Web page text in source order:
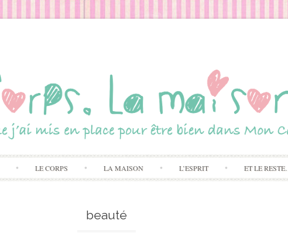
LE CORPS LA MAISON L’ESPRIT ET LE RESTE…
beauté